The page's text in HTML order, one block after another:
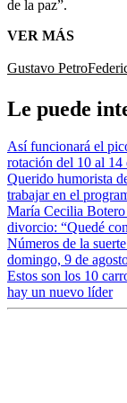
de la paz”.
VER MÁS
Gustavo Petro
Le puede
Así funcionará el
rotación del 10 al 14
Querido humorista
trabajar en el
María Cecilia
divorcio: “Quedé
Números de la
domingo, 9 de
Estos son los 10
hay un nuevo líder